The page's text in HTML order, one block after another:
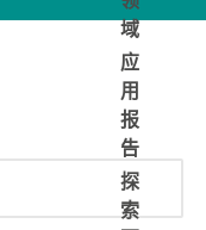
域
应
用
报
告
探
索